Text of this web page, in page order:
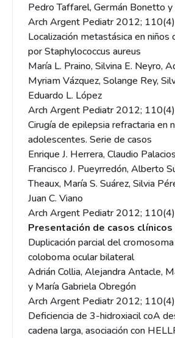
Pedro Taffarel, Germán Bonetto
Arch Argent Pediatr 2012;
Localización metastásica en niños
por Staphylococcus aureus
María L. Praino, Silvina E. Neyro,
Myriam Vázquez, Solange Rey,
Eduardo L. López
Arch Argent Pediatr 2012;
Cirugía de epilepsia refractaria en
adolescentes. Serie de casos
Enrique J. Herrera, Claudio
Francisco J. Pueyrredón, Alberto
Theaux, María S. Suárez, Silvia
Juan C. Viano
Arch Argent Pediatr 2012;
Presentación de casos clínicos
Duplicación parcial del
coloboma ocular bilateral
Adrián Collia, Alejandra Antacle,
y María Gabriela Obregón
Arch Argent Pediatr 2012;
Deficiencia de 3-hidroxiacil coA
cadena larga, asociación con